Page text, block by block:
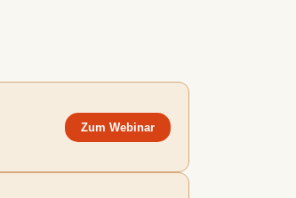
Zum Webinar